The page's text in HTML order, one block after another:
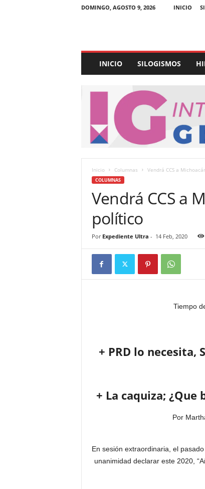
DOMINGO, AGOSTO 9, 2026 INICIO
p
e
U
INICIO SILOGISMOS
Inicio Columnas Vendrá CCS a
COLUMNAS
Vendrá CCS a
político
Por Expediente Ultra - 14 Feb, 2020
Tiempo
+ PRD lo necesita,
+ La caquiza; ¿Que
Por
En sesión extraordinaria, el
unanimidad declarar este 2020,